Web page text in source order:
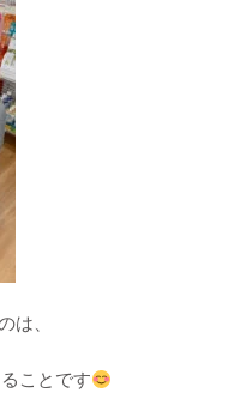
は、
ことです